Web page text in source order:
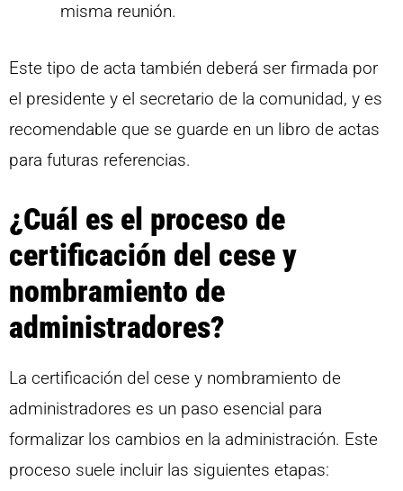
misma reunión.
Este tipo de acta también deberá ser firmada por
el presidente y el secretario de la comunidad, y es
recomendable que se guarde en un libro de actas
para futuras referencias.
¿Cuál es el proceso de
certificación del cese y
nombramiento de
administradores?
La certificación del cese y nombramiento de
administradores es un paso esencial para
formalizar los cambios en la administración. Este
proceso suele incluir las siguientes etapas: